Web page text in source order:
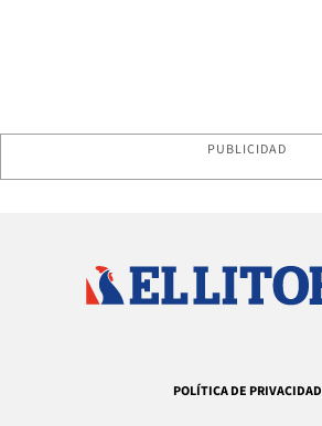
PUBLICIDAD
POLÍTICA DE PRIVACIDAD